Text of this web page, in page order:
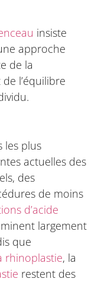
insiste
approche
de la
l’équilibre
les plus
actuelles des
des
de moins
d’acide
largement
que
rhinoplastie, la
restent des